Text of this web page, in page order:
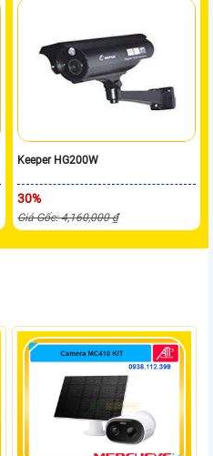
Keeper HG200W
30%
Giá Gốc: 4,160,000 ₫